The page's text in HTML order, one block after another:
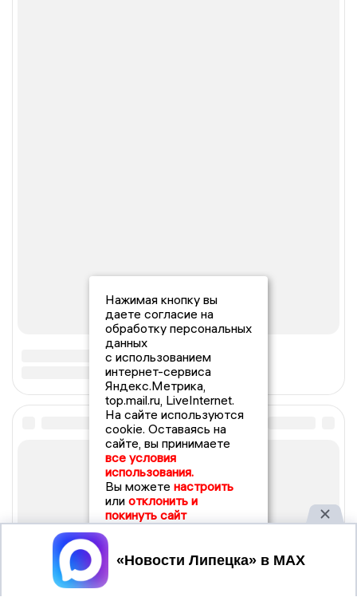
Нажимая кнопку вы
даете согласие на
обработку персональных
данных
с использованием
интернет-сервиса
Яндекс.Метрика,
top.mail.ru, LiveInternet.
На сайте используются
cookie. Оставаясь на
сайте, вы принимаете
все условия
использования.
Вы можете настроить
или отклонить и
покинуть сайт
Принять